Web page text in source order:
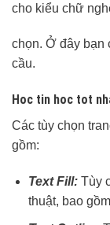
cho kiểu chữ
chọn. Ở đây bạn
cầu.
Hoc tin hoc tot
Các tùy chọn
gồm:
Text Fill: Tùy
thuật, bao